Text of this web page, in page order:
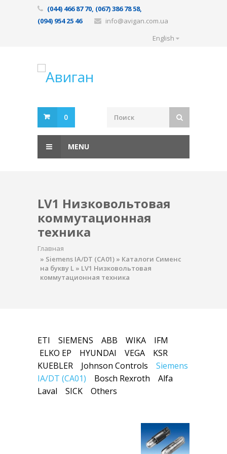
(044) 466 87 70, (067) 386 78 58,
(094) 954 25 46
info@avigan.com.ua
English
0
MENU
LV1 Низковольтовая
коммутационная
техника
Главная
» Siemens IA/DT (CA01) » Каталоги Сименс
на букву L » LV1 Низковольтовая
коммутационная техника
ETI SIEMENS ABB WIKA
IFM
ELKO EP
HYUNDAI VEGA
KSR
KUEBLER
Johnson Controls
Siemens
IA/DT (CA01)
Bosch Rexroth
Alfa
Laval
SICK Others